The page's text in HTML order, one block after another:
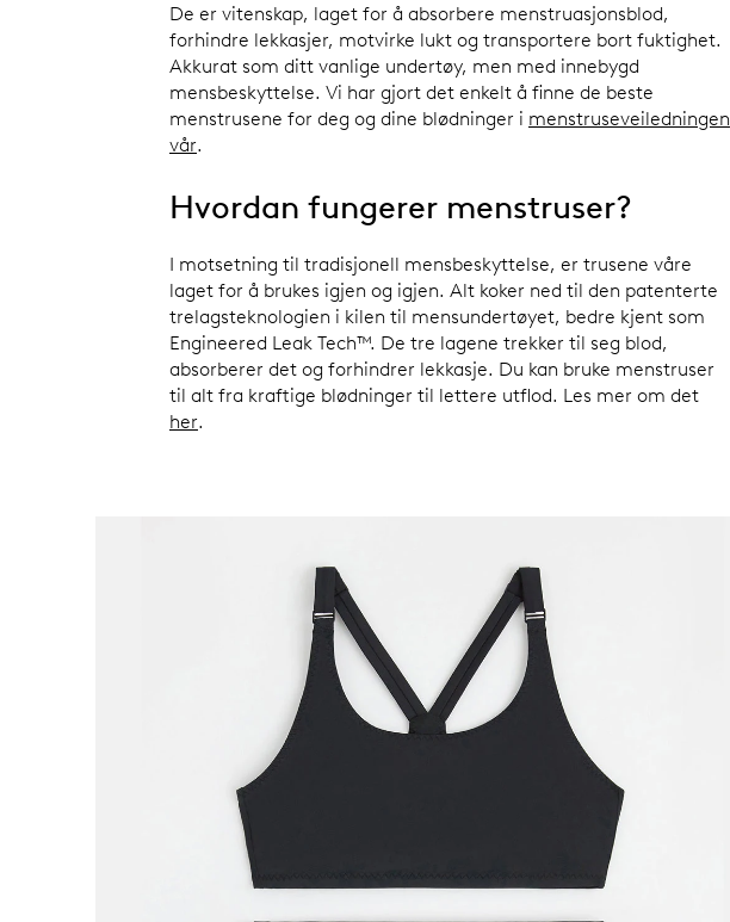
De er vitenskap, laget for å absorbere menstruasjonsblod,
forhindre lekkasjer, motvirke lukt og transportere bort fuktighet.
Akkurat som ditt vanlige undertøy, men med innebygd
mensbeskyttelse. Vi har gjort det enkelt å finne de beste
menstrusene for deg og dine blødninger i menstruseveiledningen
vår.
Hvordan fungerer menstruser?
I motsetning til tradisjonell mensbeskyttelse, er trusene våre
laget for å brukes igjen og igjen. Alt koker ned til den patenterte
trelagsteknologien i kilen til mensundertøyet, bedre kjent som
Engineered Leak Tech™. De tre lagene trekker til seg blod,
absorberer det og forhindrer lekkasje. Du kan bruke menstruser
til alt fra kraftige blødninger til lettere utflod. Les mer om det
her.